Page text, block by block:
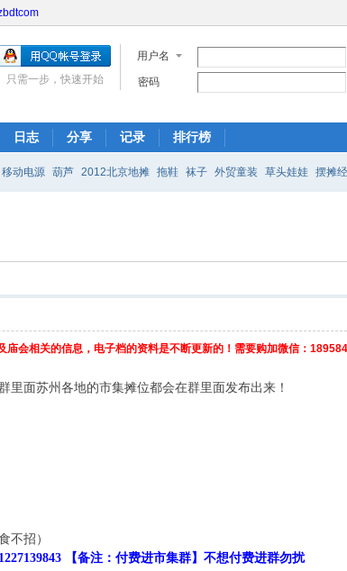
用户名
密码
只需一步，快速开始
日志 分享 记录 排行榜
移动电源 葫芦 2012北京地摊 拖鞋 袜子 外贸童装 草头娃娃 摆摊
会相关的信息，电子档的资料是不断更新的！需要购加微信：
面苏州各地的市集摊位都会在群里面发布出来！
不招）
【备注：付费进市集群】不想付费进群勿扰